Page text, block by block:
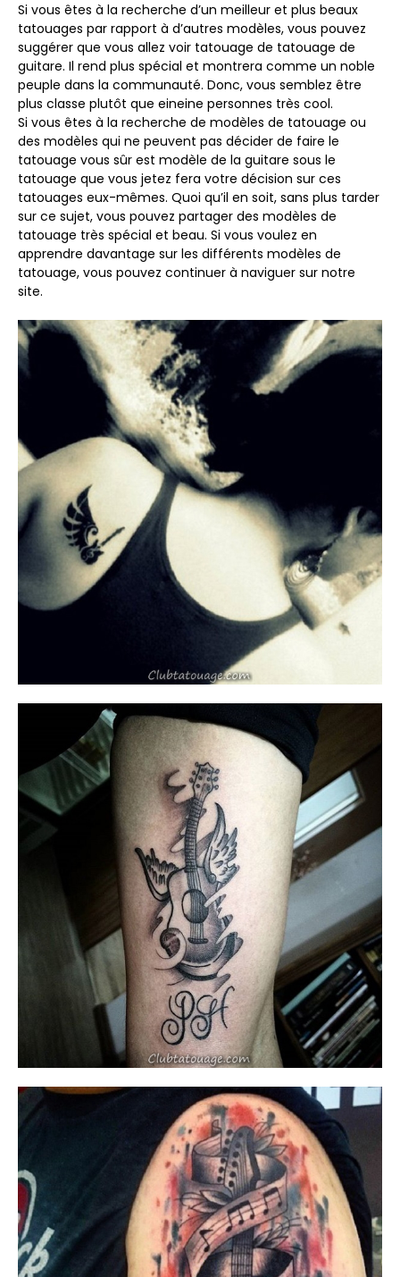
Si vous êtes à la recherche d’un meilleur et plus beaux
tatouages par rapport à d’autres modèles, vous pouvez
suggérer que vous allez voir tatouage de tatouage de
guitare. Il rend plus spécial et montrera comme un noble
peuple dans la communauté. Donc, vous semblez être
plus classe plutôt que eineine personnes très cool.
Si vous êtes à la recherche de modèles de tatouage ou
des modèles qui ne peuvent pas décider de faire le
tatouage vous sûr est modèle de la guitare sous le
tatouage que vous jetez fera votre décision sur ces
tatouages eux-mêmes. Quoi qu’il en soit, sans plus tarder
sur ce sujet, vous pouvez partager des modèles de
tatouage très spécial et beau. Si vous voulez en
apprendre davantage sur les différents modèles de
tatouage, vous pouvez continuer à naviguer sur notre
site.